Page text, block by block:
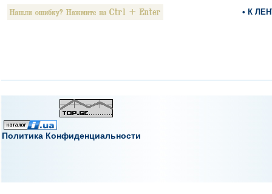
• К
Политика Конфиденциальности